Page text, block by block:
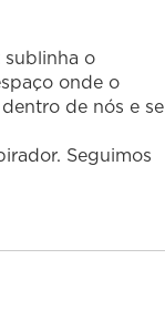
sublinha o
onde o
de nós e se
Seguimos